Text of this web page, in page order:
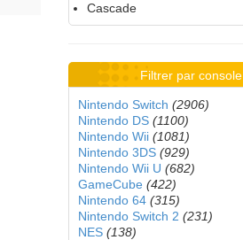
Cascade
Filtrer par console
Nintendo Switch (2906)
Nintendo DS (1100)
Nintendo Wii (1081)
Nintendo 3DS (929)
Nintendo Wii U (682)
GameCube (422)
Nintendo 64 (315)
Nintendo Switch 2 (231)
NES (138)